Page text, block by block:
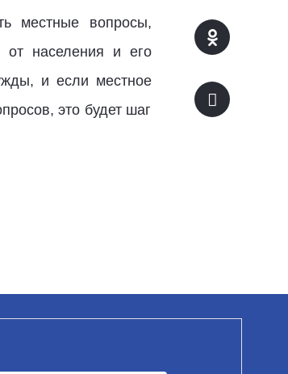
местные вопросы,
от населения и его
и если местное
это будет шаг